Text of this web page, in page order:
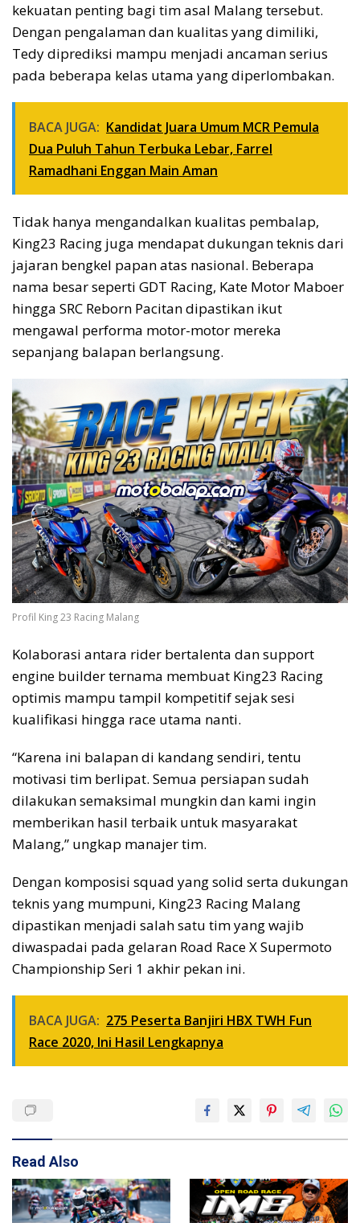
kekuatan penting bagi tim asal Malang tersebut.
Dengan pengalaman dan kualitas yang dimiliki,
Tedy diprediksi mampu menjadi ancaman serius
pada beberapa kelas utama yang diperlombakan.
BACA JUGA: Kandidat Juara Umum MCR Pemula
Dua Puluh Tahun Terbuka Lebar, Farrel
Ramadhani Enggan Main Aman
Tidak hanya mengandalkan kualitas pembalap,
King23 Racing juga mendapat dukungan teknis dari
jajaran bengkel papan atas nasional. Beberapa
nama besar seperti GDT Racing, Kate Motor Maboer
hingga SRC Reborn Pacitan dipastikan ikut
mengawal performa motor-motor mereka
sepanjang balapan berlangsung.
Profil King 23 Racing Malang
Kolaborasi antara rider bertalenta dan support
engine builder ternama membuat King23 Racing
optimis mampu tampil kompetitif sejak sesi
kualifikasi hingga race utama nanti.
“Karena ini balapan di kandang sendiri, tentu
motivasi tim berlipat. Semua persiapan sudah
dilakukan semaksimal mungkin dan kami ingin
memberikan hasil terbaik untuk masyarakat
Malang,” ungkap manajer tim.
Dengan komposisi squad yang solid serta dukungan
teknis yang mumpuni, King23 Racing Malang
dipastikan menjadi salah satu tim yang wajib
diwaspadai pada gelaran Road Race X Supermoto
Championship Seri 1 akhir pekan ini.
BACA JUGA: 275 Peserta Banjiri HBX TWH Fun
Race 2020, Ini Hasil Lengkapnya
Read Also